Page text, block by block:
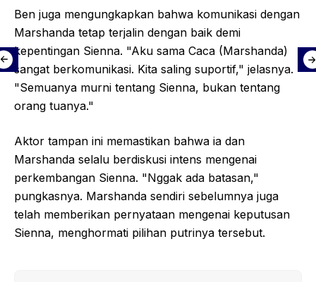
Ben juga mengungkapkan bahwa komunikasi dengan
Marshanda tetap terjalin dengan baik demi
kepentingan Sienna. "Aku sama Caca (Marshanda)
sangat berkomunikasi. Kita saling suportif," jelasnya.
"Semuanya murni tentang Sienna, bukan tentang
orang tuanya."
Aktor tampan ini memastikan bahwa ia dan
Marshanda selalu berdiskusi intens mengenai
perkembangan Sienna. "Nggak ada batasan,"
pungkasnya. Marshanda sendiri sebelumnya juga
telah memberikan pernyataan mengenai keputusan
Sienna, menghormati pilihan putrinya tersebut.